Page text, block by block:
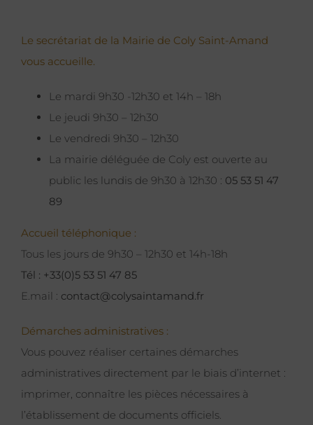
Le secrétariat de la Mairie de Coly Saint-Amand
vous accueille.
Le mardi 9h30 -12h30 et 14h – 18h
Le jeudi 9h30 – 12h30
Le vendredi 9h30 – 12h30
La mairie déléguée de Coly est ouverte au
public les lundis de 9h30 à 12h30 : 05 53 51 47
89
Accueil téléphonique :
Tous les jours de 9h30 – 12h30 et 14h-18h
Tél : +33(0)5 53 51 47 85
E.mail : contact@colysaintamand.fr
Démarches administratives :
Vous pouvez réaliser certaines démarches
administratives directement par le biais d’internet :
imprimer, connaître les pièces nécessaires à
l’établissement de documents officiels.